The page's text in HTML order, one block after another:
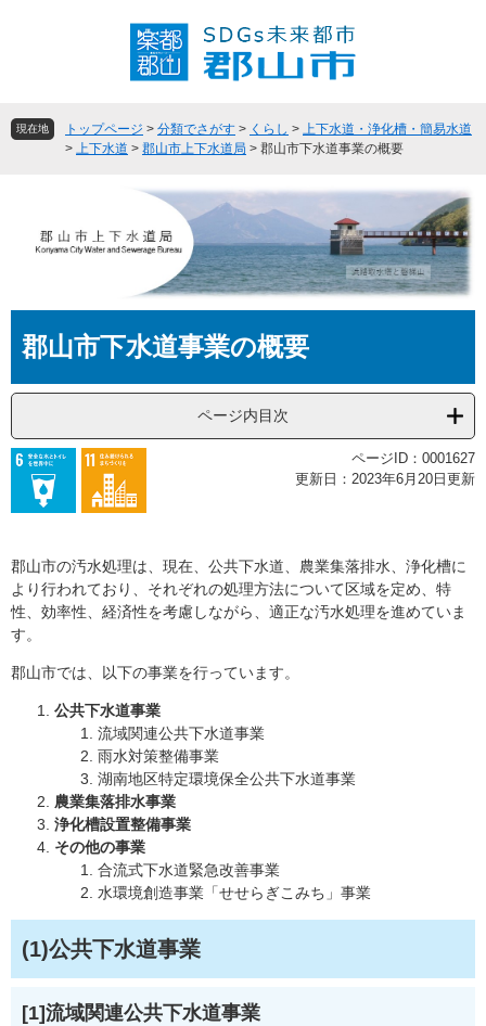
頭
飛現在地 トップページ > 分類でさがす > くらし > 上下水道・浄化槽・簡易水道
> 上下水道 > 郡山市上下水道局 > 郡山市下水道事業の概要
文郡山市下水道事業の概要
ページ内目次
ページID：0001627
更新日：2023年6月20日更新
郡山市の汚水処理は、現在、公共下水道、農業集落排水、浄化槽に
より行われており、それぞれの処理方法について区域を定め、特
性、効率性、経済性を考慮しながら、適正な汚水処理を進めていま
す。
郡山市では、以下の事業を行っています。
公共下水道事業
流域関連公共下水道事業
雨水対策整備事業
湖南地区特定環境保全公共下水道事業
農業集落排水事業
浄化槽設置整備事業
その他の事業
合流式下水道緊急改善事業
水環境創造事業「せせらぎこみち」事業
(1)公共下水道事業
[1]流域関連公共下水道事業